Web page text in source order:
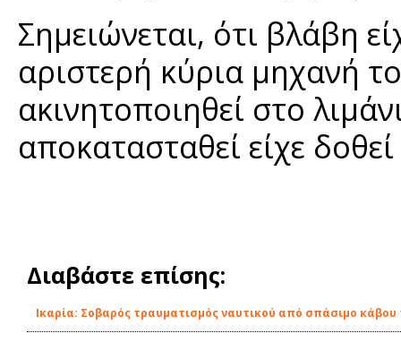
Σημειώνεται, ότι βλάβη
αριστερή κύρια μηχανή
ακινητοποιηθεί στο
αποκατασταθεί είχε
Διαβάστε επίσης:
Ικαρία: Σοβαρός τραυματισμός ναυτικού από σπάσιμο